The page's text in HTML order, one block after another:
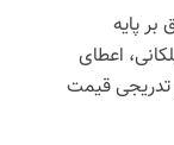
پایه
اعطای
تدریجی قیمت